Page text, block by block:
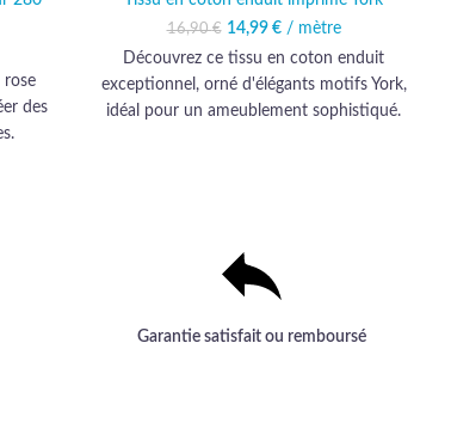
:est :
€.
rose
des
16,90€
Le prix initial était :
16,90 €.
14,99 € Le prix actuel est :
14,99 €.
/ mètre
Découvrez ce tissu en coton enduit
exceptionnel, orné d'élégants motifs York,
idéal pour un ameublement sophistiqué.
Garantie satisfait ou remboursé